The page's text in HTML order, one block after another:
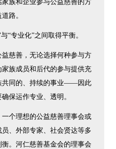
族和企业参与公益慈善的方
路。
“专业化”之间取得平衡。
慈善，无论选择何种参与方
族成员和后代的参与提供充
共同的、持续的事业——因此
保运作专业、透明。
个理想的公益慈善理事会或
、外部专家、社会贤达等多
。河仁慈善基金会的理事会